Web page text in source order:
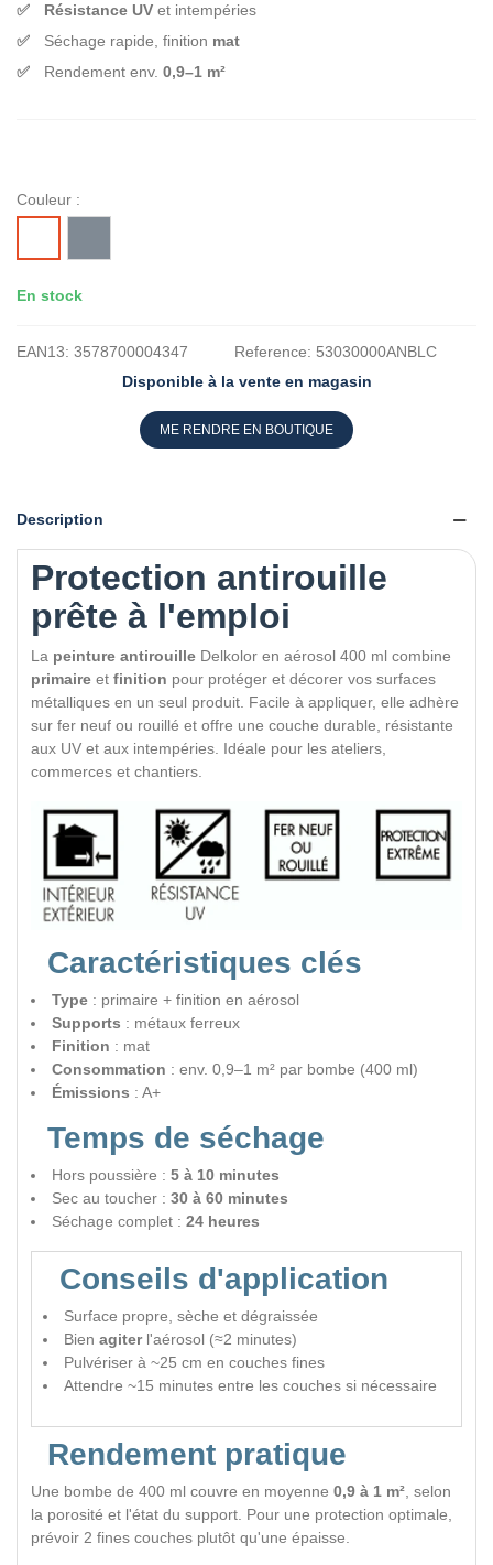
Résistance UV et intempéries
Séchage rapide, finition mat
Rendement env. 0,9–1 m²
Couleur :
En stock
EAN13: 3578700004347 Reference: 53030000ANBLC
Disponible à la vente en magasin
ME RENDRE EN BOUTIQUE
Description
Protection antirouille
prête à l'emploi
La peinture antirouille Delkolor en aérosol 400 ml combine
primaire et finition pour protéger et décorer vos surfaces
métalliques en un seul produit. Facile à appliquer, elle adhère
sur fer neuf ou rouillé et offre une couche durable, résistante
aux UV et aux intempéries. Idéale pour les ateliers,
commerces et chantiers.
Caractéristiques clés
Type : primaire + finition en aérosol
Supports : métaux ferreux
Finition : mat
Consommation : env. 0,9–1 m² par bombe (400 ml)
Émissions : A+
Temps de séchage
Hors poussière : 5 à 10 minutes
Sec au toucher : 30 à 60 minutes
Séchage complet : 24 heures
Conseils d'application
Surface propre, sèche et dégraissée
Bien agiterl'aérosol (≈2 minutes)
Pulvériser à ~25 cm en couches fines
Attendre ~15 minutes entre les couches si nécessaire
Rendement pratique
Une bombe de 400 ml couvre en moyenne 0,9 à 1 m², selon
la porosité et l'état du support. Pour une protection optimale,
prévoir 2 fines couches plutôt qu'une épaisse.